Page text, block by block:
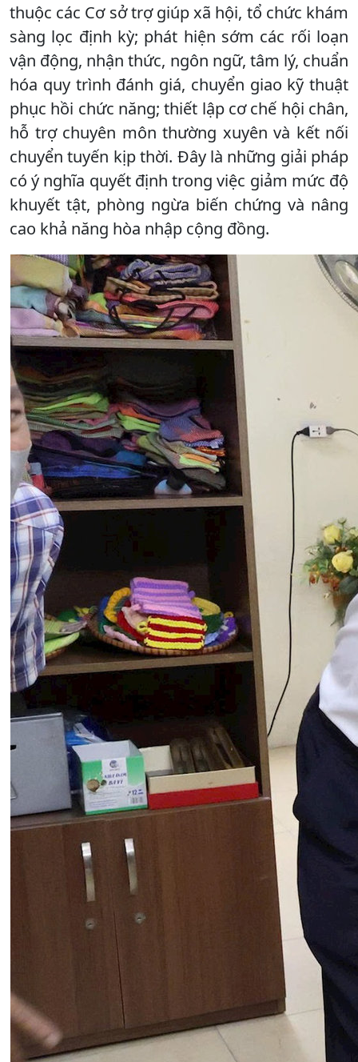
thuộc các Cơ sở trợ giúp xã hội, tổ chức khám
sàng lọc định kỳ; phát hiện sớm các rối loạn
vận động, nhận thức, ngôn ngữ, tâm lý, chuẩn
hóa quy trình đánh giá, chuyển giao kỹ thuật
phục hồi chức năng; thiết lập cơ chế hội chân,
hỗ trợ chuyên môn thường xuyên và kết nối
chuyển tuyến kịp thời. Đây là những giải pháp
có ý nghĩa quyết định trong việc giảm mức độ
khuyết tật, phòng ngừa biến chứng và nâng
cao khả năng hòa nhập cộng đồng.